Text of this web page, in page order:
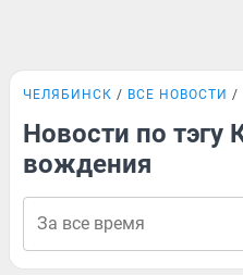
ЧЕЛЯБИНСК ВСЕ НОВОСТИ
Новости по тэгу
вождения